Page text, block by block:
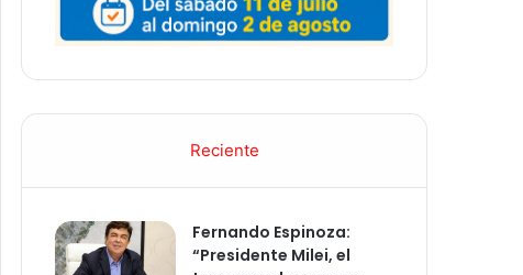
Reciente
Fernando Espinoza:
“Presidente Milei, el